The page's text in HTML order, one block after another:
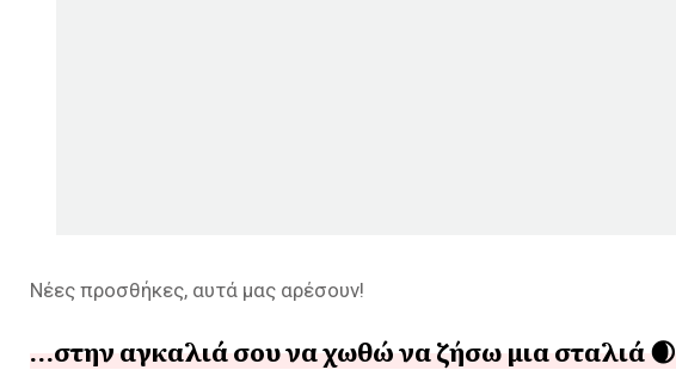
Νέες προσθήκες, αυτά μας αρέσουν!
…στην αγκαλιά σου να χωθώ να ζήσω μια σταλιά 🌒